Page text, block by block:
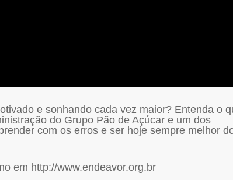
e sonhando cada vez maior? Entenda o
do Grupo Pão de Açúcar e um dos
com os erros e ser hoje sempre melhor
em http://www.endeavor.org.br